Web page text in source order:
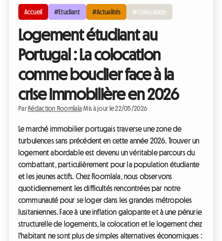
Accueil #Etudiant #Actualités #Colocation
Logement étudiant au
Portugal : La colocation
comme bouclier face à la
crise immobilière en 2026
Par Rédaction Roomlala |Mis à jour le 22/05/2026
Le marché immobilier portugais traverse une zone de
turbulences sans précédent en cette année 2026. Trouver un
logement abordable est devenu un véritable parcours du
combattant, particulièrement pour la population étudiante
et les jeunes actifs. Chez Roomlala, nous observons
quotidiennement les difficultés rencontrées par notre
communauté pour se loger dans les grandes métropoles
lusitaniennes. Face à une inflation galopante et à une pénurie
structurelle de logements, la colocation et le logement chez
l'habitant ne sont plus de simples alternatives économiques :